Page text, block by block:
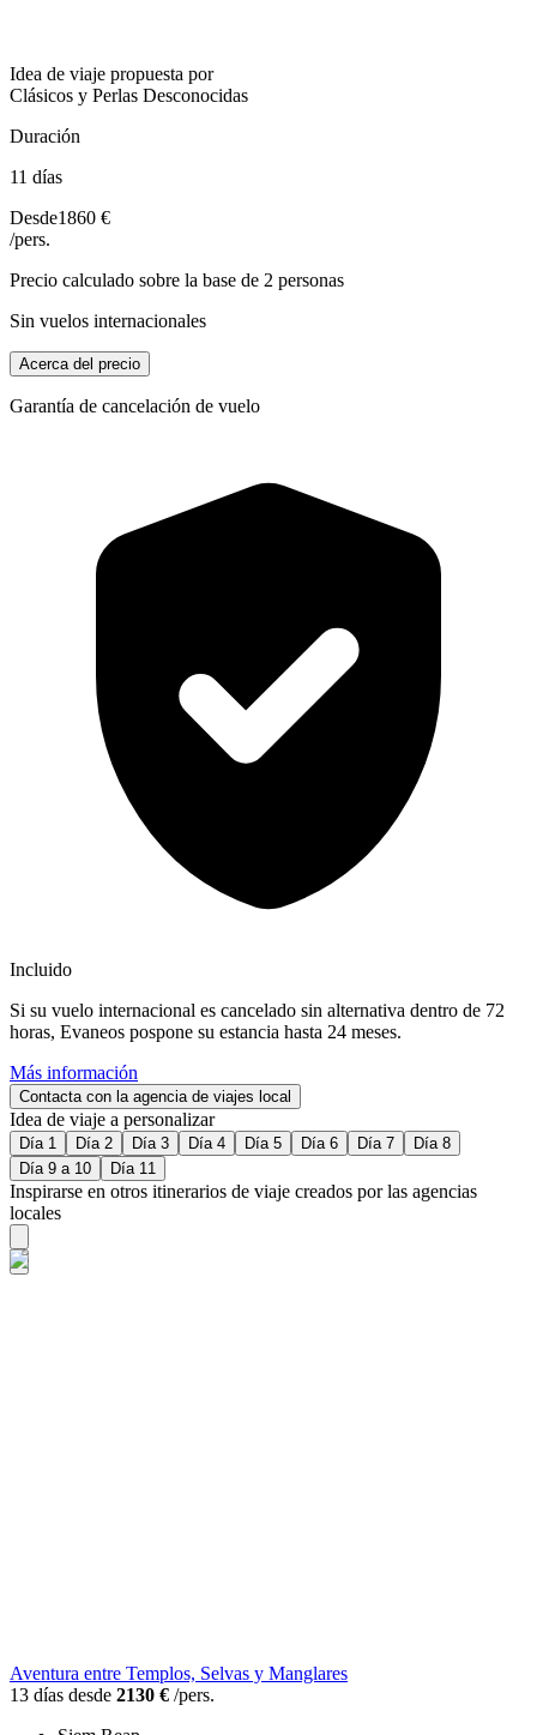
Idea de viaje propuesta por
Clásicos y Perlas Desconocidas
Duración
11 días
Desde1860 €
/pers.
Precio calculado sobre la base de 2 personas
Sin vuelos internacionales
Acerca del precio
Garantía de cancelación de vuelo
Incluido
Si su vuelo internacional es cancelado sin alternativa dentro de 72
horas, Evaneos pospone su estancia hasta 24 meses.
Más información
Contacta con la agencia de viajes local
Idea de viaje a personalizar
Día 1 Día 2 Día 3 Día 4 Día 5 Día 6 Día 7
Día 8
Día 9 a 10
Día 11
Inspirarse en otros itinerarios de viaje creados por las agencias
locales
Aventura entre Templos, Selvas y Manglares
13 días desde 2130 € /pers.